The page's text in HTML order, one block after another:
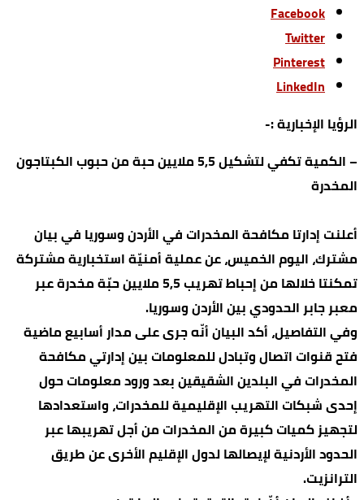
Facebook
Twitter
Pinterest
LinkedIn
الرؤيا الإخبارية :-
– الكمية تكفي لتشكيل 5,5 ملايين حبة من حبوب الكبتاجون
المخدرة
أعلنت إدارتا مكافحة المخدرات في الأردن وسوريا في بيان
مشترك، اليوم الخميس، عن عملية أمنيّة استخبارية مشتركة
تمكنتا خلالها من إحباط تهريب 5,5 ملايين حبّة مخدرة عبر
معبر جابر الحدودي بين الأردن وسوريا.
وفي التفاصيل، أكد البيان أنّه جرى على مدار أسابيع ماضية
فتح قنوات اتصال وتبادل للمعلومات بين إدارتي مكافحة
المخدرات في البلدين الشقيقين بعد ورود معلومات حول
إحدى شبكات التهريب الإقليمية للمخدرات، واستعدادها
لتجهيز كميات كبيرة من المخدرات من أجل تهريبها عبر
الحدود الأردنية لإيصالها لدول الإقليم الأخرى عن طريق
الترانزيت.